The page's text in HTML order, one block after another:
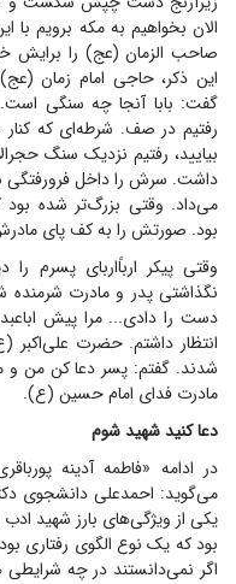
الان بخواهیم به مکه برویم با
صاحب الزمان (عج) را برایش
این ذکر، حاجی امام زمان
گفت: بابا آنجا چه سنگی
رفتیم در صف. شرطه‌ای که
بیایید، رفتیم نزدیک سنگ
داشت. سرش را داخل فرورفتگی
می‌داد. وقتی بزرگ‌تر شده
بود. صورتش را به کف پای
وقتی پیکر ارباًاربای پسرم
نگذاشتی پدر و مادرت شرمنده
دست را دادی... مرا پیش
انتظار داشتم. حضرت
شدند. گفتم: پسر دعا کن من و
مادرت فدای امام حسین (ع).
دعا کنید شهید شوم
در ادامه «فاطمه آدینه
می‌گوید: احمد‌علی دانشجوی
یکی از ویژگی‌های بارز شهید
بود که یک نوع الگوی رفتاری
اگر نمی‌دانستند در چه